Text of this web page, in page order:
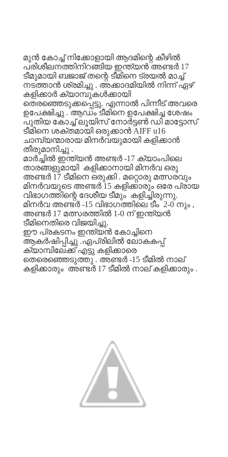
മുൻ കോച്ച് നിക്കോളായി ആദമിന്റെ കീഴിൽ
പരിശീലനത്തിനിറങ്ങിയ ഇന്ത്യൻ അണ്ടർ17
ടീമുമായി ബജാജ് തന്റെ ടീമിനെ ട്രയൽ മാച്ച്
നടത്താൻ ശ്രമിച്ചു . അക്കാദമിയിൽ നിന്ന് ഏഴ്
കളിക്കാർ ക്യാമ്പുകൾക്കായി
തെരഞ്ഞെടുക്കപ്പെട്ടു. എന്നാൽ പിന്നീട് അവരെ
ഉപേക്ഷിച്ചു . ആഡം ടീമിനെ ഉപേക്ഷിച്ച ശേഷം
പുതിയ കോച്ച് ലൂയിസ് നോർട്ടൺ ഡി മാട്ടോസ്
ടീമിനെ ശക്തമായി ഒരുക്കാൻ AIFF u16
ചാമ്പ്യന്മാരായ മിനർവയുമായി കളിക്കാൻ
തീരുമാനിച്ചു .
മാർച്ചിൽ ഇന്ത്യൻ അണ്ടർ-17 ക്യാംപിലെ
താരങ്ങളുമായി കളിക്കാനായി മിനർവ ഒരു
അണ്ടർ17 ടീമിനെ ഒരുക്കി. മറ്റൊരു മത്സരവും
മിനർവയുടെ അണ്ടർ15 കളിക്കാരും ഒരേ പ്രായ
വിഭാഗത്തിന്റെ ദേശീയ ടീമും കളിച്ചിരുന്നു.
മിനർവ അണ്ടർ-15 വിഭാഗത്തിലെ ടീം 2-0 നും ,
അണ്ടർ17 മത്സരത്തിൽ 1-0 ന് ഇന്ത്യൻ
ടീമിനെതിരെ വിജയിച്ചു.
ഈ പ്രകടനം ഇന്ത്യൻ കോച്ചിനെ
ആകർഷിപ്പിച്ചു .ഏപ്രിലിൽ ലോകകപ്പ്
ക്യാമ്പിലേക്ക് എട്ടു കളിക്കാരെ
തെരെഞ്ഞെടുത്തു . അണ്ടർ-15 ടീമിൽ നാല്
കളിക്കാരും അണ്ടർ17 ടീമിൽ നാല് കളിക്കാരും .